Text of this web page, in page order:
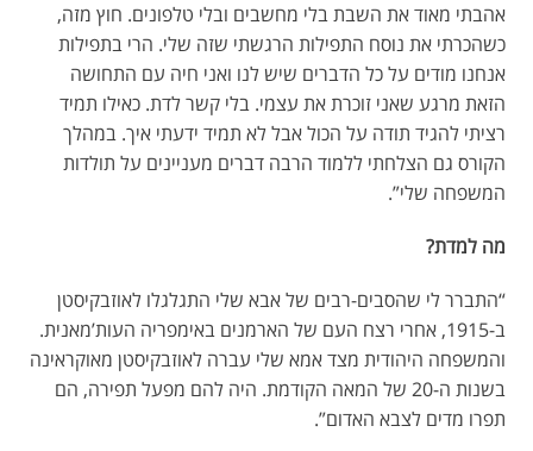
אהבתי מאוד את השבת בלי מחשבים ובלי טלפונים. חוץ מזה,
כשהכרתי את נוסח התפילות הרגשתי שזה שלי. הרי בתפילות
אנחנו מודים על כל הדברים שיש לנו ואני חיה עם התחושה
הזאת מרגע שאני זוכרת את עצמי. בלי קשר לדת. כאילו תמיד
רציתי להגיד תודה על הכול אבל לא תמיד ידעתי איך. במהלך
הקורס גם הצלחתי ללמוד הרבה דברים מעניינים על תולדות
המשפחה שלי”.
מה למדת?
“התברר לי שהסבים-רבים של אבא שלי התגלגלו לאוזבקיסטן
ב-1915, אחרי רצח העם של הארמנים באימפריה העות’מאנית.
והמשפחה היהודית מצד אמא שלי עברה לאוזבקיסטן מאוקראינה
בשנות ה-20 של המאה הקודמת. היה להם מפעל תפירה, הם
תפרו מדים לצבא האדום”.